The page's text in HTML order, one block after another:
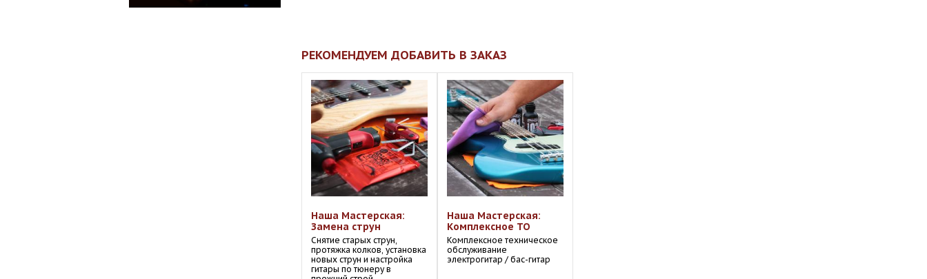
РЕКОМЕНДУЕМ ДОБАВИТЬ В ЗАКАЗ
Наша Мастерская:
Замена струн
Снятие старых струн,
протяжка колков, установка
новых струн и настройка
гитары по тюнеру в
Наша Мастерская:
Комплексное ТО
Комплексное техническое
обслуживание
электрогитар / бас-гитар